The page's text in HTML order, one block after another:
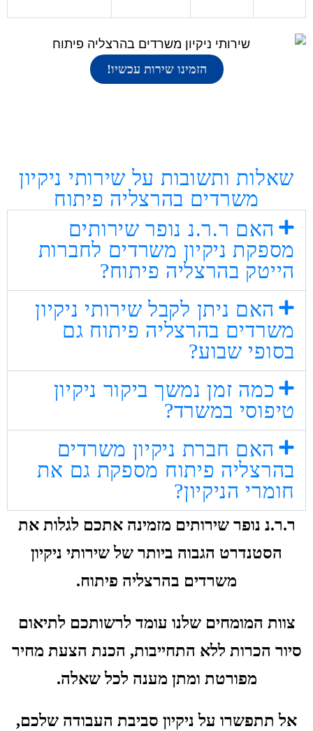
הזמינו שירות עכשיו!
שאלות ותשובות על שירותי ניקיון
משרדים בהרצליה פיתוח
האם ר.ר.נ נופר שירותים
מספקת ניקיון משרדים לחברות
הייטק בהרצליה פיתוח?
האם ניתן לקבל שירותי ניקיון
משרדים בהרצליה פיתוח גם
בסופי שבוע?
כמה זמן נמשך ביקור ניקיון
טיפוסי במשרד?
האם חברת ניקיון משרדים
בהרצליה פיתוח מספקת גם את
חומרי הניקיון?
ר.ר.נ נופר שירותים מזמינה אתכם לגלות את
הסטנדרט הגבוה ביותר של שירותי ניקיון
משרדים בהרצליה פיתוח.
צוות המומחים שלנו עומד לרשותכם לתיאום
סיור הכרות ללא התחייבות, הכנת הצעת מחיר
מפורטת ומתן מענה לכל שאלה.
אל תתפשרו על ניקיון סביבת העבודה שלכם,